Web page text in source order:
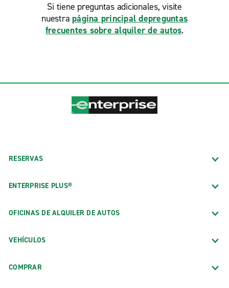
Si tiene preguntas adicionales, visite
nuestra página principal depreguntas
frecuentes sobre alquiler de autos.
RESERVAS
ENTERPRISE PLUS®
OFICINAS DE ALQUILER DE AUTOS
VEHÍCULOS
COMPRAR